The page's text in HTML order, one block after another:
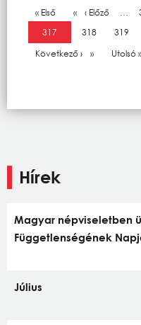
Oldalszámozás
Első oldal
« Első Előző oldal
‹ Előző …
Jelenlegi oldal
317 Oldal
318 Oldal
319
Következő oldal
Következő › Utolsó
Utolsó »
Hírek
Magyar népviseletben
Függetlenségének
Július